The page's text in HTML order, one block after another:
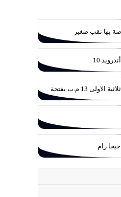
أندرويد 10
خلفية ثلاثية الاولى 13 م.ب بفتحة
عدسة F/2.2 والثانية 2 م.ب للتصوير الماكرو
بفتحة عدسة F/2.4 والثالثة عزل 2 م.ب بفتحة